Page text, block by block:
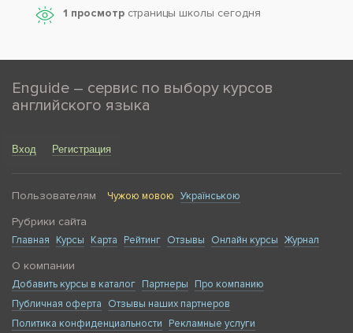
1 просмотр страницы школы сегодня
Enguide – сервис по выбору курсов
английского языка
Вход Регистрация
Пользователям Чужою мовою Українською
Рубрики сайта
Главная Курсы Карта Рейтинг Отзывы Онлайн курсы Журнал
О компании
Добавить курсы в каталог Партнеры
Про компанию
Публичная оферта
Отзывы наших партнеров
Политика конфиденциальности
Рекламные услуги